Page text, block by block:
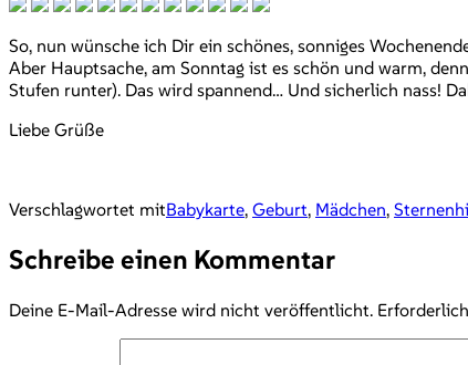
So, nun wünsche ich Dir ein schönes, sonniges
Aber Hauptsache, am Sonntag ist es schön und warm,
Stufen runter). Das wird spannend… Und sicherlich nass!
Liebe Grüße
Verschlagwortet mitBabykarte, Geburt, Mädchen,
Schreibe einen Kommentar
Deine E-Mail-Adresse wird nicht veröffentlicht.